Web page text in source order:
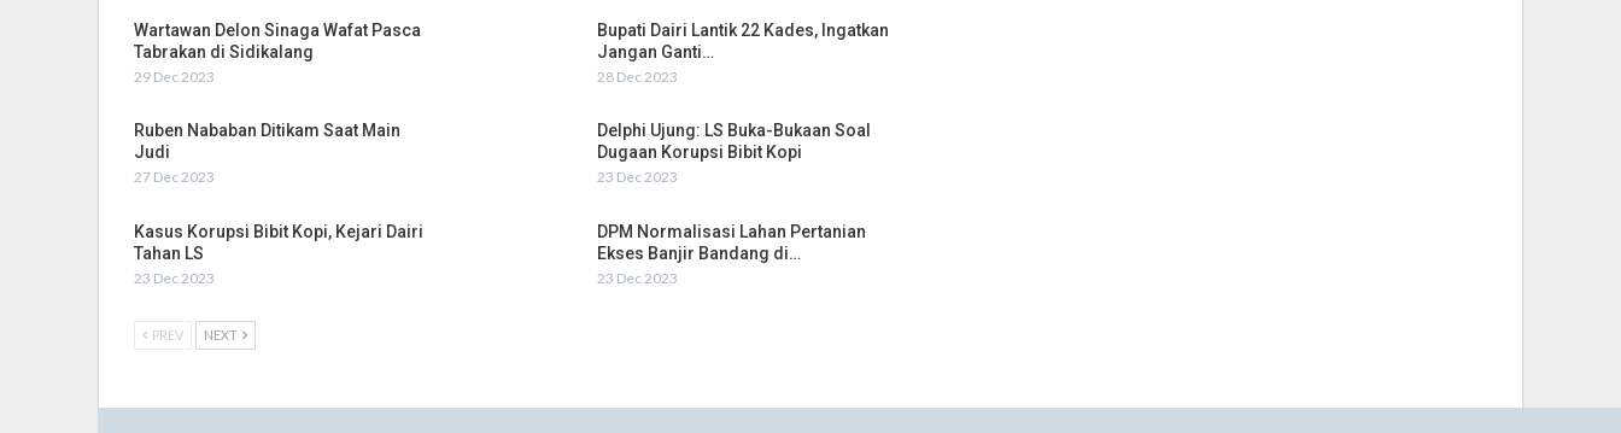
Wartawan Delon Sinaga Wafat Pasca
Tabrakan di Sidikalang
29 Dec 2023
Bupati Dairi Lantik 22 Kades, Ingatkan
Jangan Ganti…
28 Dec 2023
Ruben Nababan Ditikam Saat Main
Judi
27 Dec 2023
Delphi Ujung: LS Buka-Bukaan Soal
Dugaan Korupsi Bibit Kopi
23 Dec 2023
Kasus Korupsi Bibit Kopi, Kejari Dairi
Tahan LS
23 Dec 2023
DPM Normalisasi Lahan Pertanian
Ekses Banjir Bandang di…
23 Dec 2023
PREV NEXT